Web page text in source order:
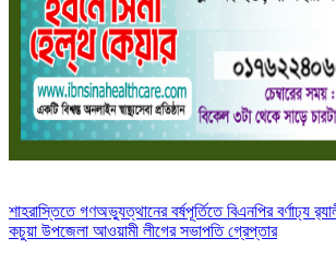
Post
navigation
শাহরাস্তিতে গণঅভ্যুত্থানের বর্ষপূর্তিতে বিএনপির বর্ণাঢ্য
কচুয়া উপজেলা আওয়ামী লীগের সভাপতি গ্রেপ্তার